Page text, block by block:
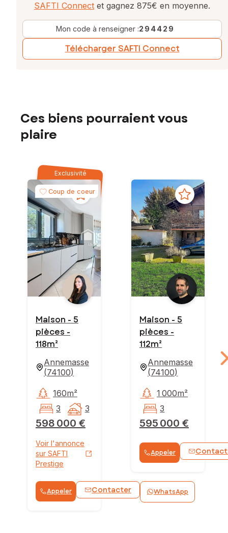
SAFTI Connect et gagnez 875€ en moyenne.
Mon code à renseigner :294429
Télécharger SAFTI Connect
Ces biens pourraient vous
plaire
Exclusivité
Coup de coeur
Maison - 5
pièces -
118m²
Annemasse
(74100)
598 000 €
160m²
3
3
Voir l'annonce
sur SAFTI
Prestige
Appeler Contacter WhatsApp
Maison - 5
pièces -
112m²
Annemasse
(74100)
595 000 €
1 000m²
3
Appeler